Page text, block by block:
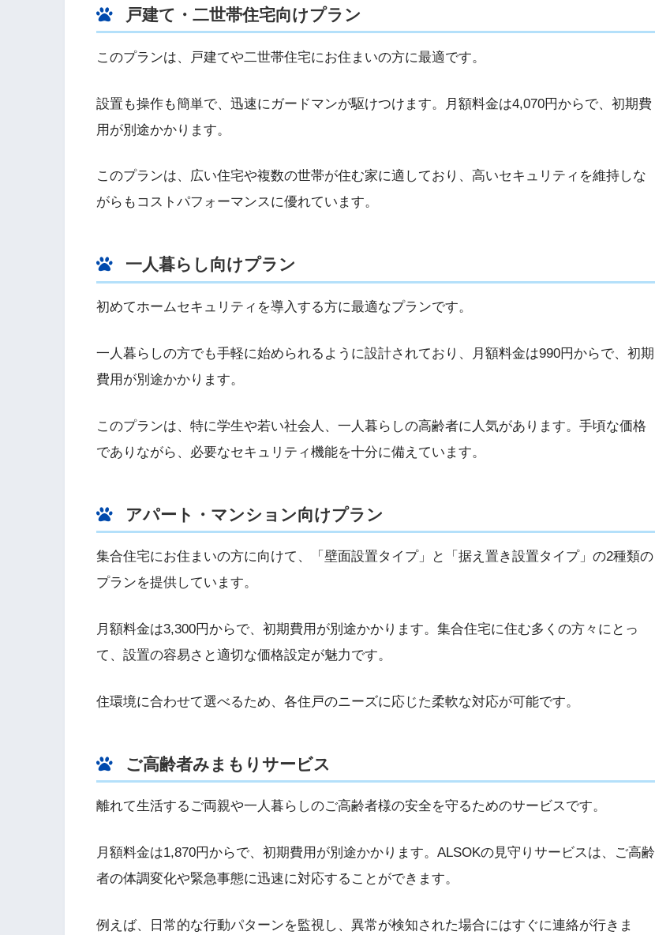
戸建て・二世帯住宅向けプラン
このプランは、戸建てや二世帯住宅にお住まいの方に最適です。
設置も操作も簡単で、迅速にガードマンが駆けつけます。月額料金は4,070円からで、初期費
用が別途かかります。
このプランは、広い住宅や複数の世帯が住む家に適しており、高いセキュリティを維持しな
がらもコストパフォーマンスに優れています。
一人暮らし向けプラン
初めてホームセキュリティを導入する方に最適なプランです。
一人暮らしの方でも手軽に始められるように設計されており、月額料金は990円からで、初期
費用が別途かかります。
このプランは、特に学生や若い社会人、一人暮らしの高齢者に人気があります。手頃な価格
でありながら、必要なセキュリティ機能を十分に備えています。
アパート・マンション向けプラン
集合住宅にお住まいの方に向けて、「壁面設置タイプ」と「据え置き設置タイプ」の2種類の
プランを提供しています。
月額料金は3,300円からで、初期費用が別途かかります。集合住宅に住む多くの方々にとっ
て、設置の容易さと適切な価格設定が魅力です。
住環境に合わせて選べるため、各住戸のニーズに応じた柔軟な対応が可能です。
ご高齢者みまもりサービス
離れて生活するご両親や一人暮らしのご高齢者様の安全を守るためのサービスです。
月額料金は1,870円からで、初期費用が別途かかります。ALSOKの見守りサービスは、ご高齢
者の体調変化や緊急事態に迅速に対応することができます。
例えば、日常的な行動パターンを監視し、異常が検知された場合にはすぐに連絡が行きま